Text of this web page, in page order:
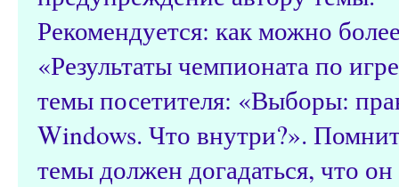
Рекомендуется: как можно
«Результаты чемпионата по
темы посетителя: «Выборы:
Windows. Что внутри?».
темы должен догадаться, что